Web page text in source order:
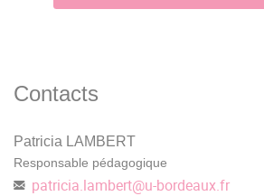
Contacts
Patricia LAMBERT
Responsable pédagogique
patricia.lambert@u-bordeaux.fr